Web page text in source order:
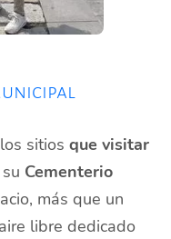
sitiosque visitar
Cementerio
más que un
libre dedicado